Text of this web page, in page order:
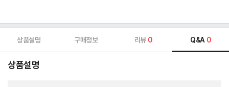
상품설명 구매정보 리뷰 0 Q&A 0
상품설명